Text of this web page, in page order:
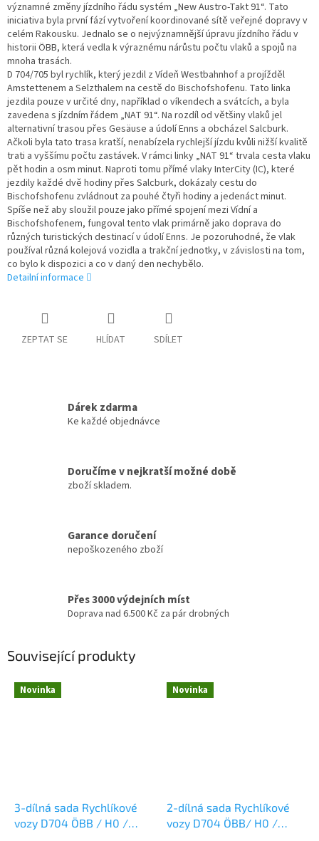
významné změny jízdního řádu systém „New Austro-Takt 91“. Tato
iniciativa byla první fází vytvoření koordinované sítě veřejné dopravy v
celém Rakousku. Jednalo se o nejvýznamnější úpravu jízdního řádu v
historii ÖBB, která vedla k výraznému nárůstu počtu vlaků a spojů na
mnoha trasách.
D 704/705 byl rychlík, který jezdil z Vídeň Westbahnhof a projížděl
Amstettenem a Selzthalem na cestě do Bischofshofenu. Tato linka
jezdila pouze v určité dny, například o víkendech a svátcích, a byla
zavedena s jízdním řádem „NAT 91“. Na rozdíl od většiny vlaků jel
alternativní trasou přes Gesäuse a údolí Enns a obcházel Salcburk.
Ačkoli byla tato trasa kratší, nenabízela rychlejší jízdu kvůli nižší kvalitě
trati a vyššímu počtu zastávek. V rámci linky „NAT 91“ trvala cesta vlaku
pět hodin a osm minut. Naproti tomu přímé vlaky InterCity (IC), které
jezdily každé dvě hodiny přes Salcburk, dokázaly cestu do
Bischofshofenu zvládnout za pouhé čtyři hodiny a jedenáct minut.
Spíše než aby sloužil pouze jako přímé spojení mezi Vídní a
Bischofshofenem, fungoval tento vlak primárně jako doprava do
různých turistických destinací v údolí Enns. Je pozoruhodné, že vlak
používal různá kolejová vozidla a trakční jednotky, v závislosti na tom,
co bylo k dispozici a co v daný den nechybělo.
Detailní informace
ZEPTAT SE HLÍDAT SDÍLET
Dárek zdarma
Ke každé objednávce
Doručíme v nejkratší možné době
zboží skladem.
Garance doručení
nepoškozeného zboží
Přes 3000 výdejních míst
Doprava nad 6.500 Kč za pár drobných
Související produkty
Novinka
3-dílná sada Rychlíkové
vozy D704 ÖBB / H0 /
Novinka
2-dílná sada Rychlíkové
vozy D704 ÖBB/ H0 /